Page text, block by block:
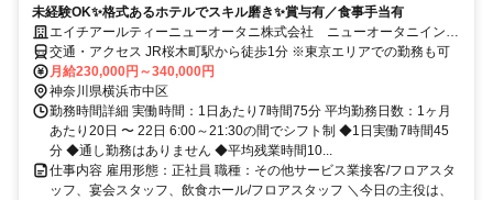
未経験OK✨格式あるホテルでスキル磨き✨賞与有／食事手当有
エイチアールティーニューオータニ株式会社 ニューオータニイン横
浜プレミアム
交通・アクセス JR桜木町駅から徒歩1分 ※東京エリアでの勤務も可
月給230,000円～340,000円
神奈川県横浜市中区
勤務時間詳細 実働時間：1日あたり7時間75分 平均勤務日数：1ヶ月
あたり20日 〜 22日 6:00～21:30の間でシフト制 ◆1日実働7時間45
分 ◆通し勤務はありません ◆平均残業時間10...
仕事内容 雇用形態：正社員 職種：その他サービス業接客/フロアスタ
ッフ、宴会スタッフ、飲食ホール/フロアスタッフ ＼今日の主役は、